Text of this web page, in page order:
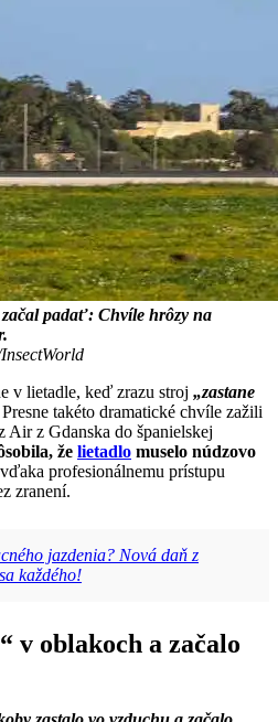
padať: Chvíle hrôzy na
v lietadle, keď zrazu stroj „zastane
takéto dramatické chvíle zažili
Air z Gdanska do španielskej
že lietadlo muselo núdzovo
profesionálnemu prístupu
zranení.
jazdenia? Nová daň z
každého!
v oblakoch a začalo